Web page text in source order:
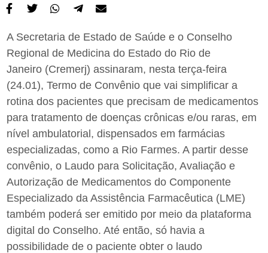
A Secretaria de Estado de Saúde e o Conselho
Regional de Medicina do Estado do Rio de
Janeiro (Cremerj) assinaram, nestaterça-feira
(24.01), Termo de Convênio que vai simplificar a
rotina dos pacientes que precisam de medicamentos
para tratamento de doenças crônicas e/ou raras, em
nível ambulatorial, dispensados em farmácias
especializadas, como a Rio Farmes. A partir desse
convênio, o Laudo para Solicitação, Avaliação e
Autorização de Medicamentos do Componente
Especializado da Assistência Farmacêutica (LME)
também poderá ser emitido por meio da plataforma
digital do Conselho. Até então, só havia a
possibilidade de o paciente obter o laudo